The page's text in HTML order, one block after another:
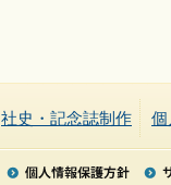
社史・記念誌制作 個